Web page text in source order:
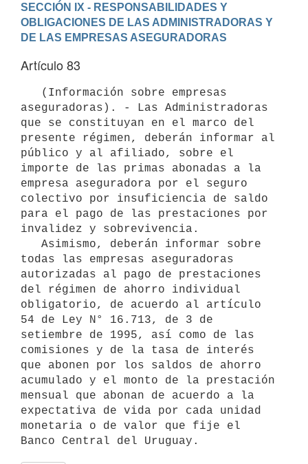
SECCIÓN IX - RESPONSABILIDADES Y
OBLIGACIONES DE LAS ADMINISTRADORAS Y
DE LAS EMPRESAS ASEGURADORAS
Artículo 83
aseguradoras). - Las Administradoras
que se constituyan en el marco del
presente régimen, deberán informar al
público y al afiliado, sobre el
importe de las primas abonadas a la
empresa aseguradora por el seguro
colectivo por insuficiencia de saldo
para el pago de las prestaciones por
invalidez y sobrevivencia.
todas las empresas aseguradoras
autorizadas al pago de prestaciones
del régimen de ahorro individual
obligatorio, de acuerdo al artículo
54 de Ley N° 16.713, de 3 de
setiembre de 1995, así como de las
comisiones y de la tasa de interés
que abonen por los saldos de ahorro
acumulado y el monto de la prestación
mensual que abonan de acuerdo a la
expectativa de vida por cada unidad
monetaria o de valor que fije el